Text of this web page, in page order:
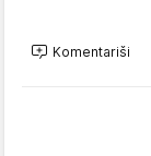
Komentariši